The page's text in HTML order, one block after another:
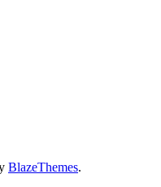
BlazeThemes.